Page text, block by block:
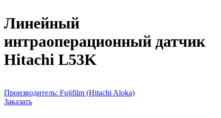
Линейный
интраоперационный датчик
Hitachi L53K
Производитель: Fujifilm (Hitachi Aloka)
Заказать